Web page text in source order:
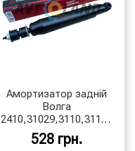
Амортизатор задній
Волга
2410,31029,3110,31105
(масляний)
528 грн.